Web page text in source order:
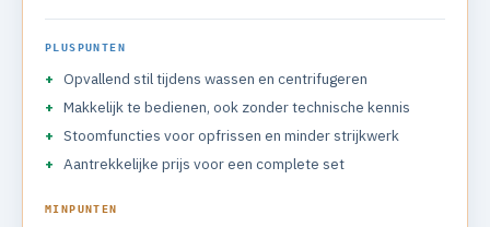
PLUSPUNTEN
Opvallend stil tijdens wassen en centrifugeren
Makkelijk te bedienen, ook zonder technische kennis
Stoomfuncties voor opfrissen en minder strijkwerk
Aantrekkelijke prijs voor een complete set
MINPUNTEN